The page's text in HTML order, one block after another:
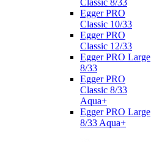
Classic 8/33
Egger PRO
Classic 10/33
Egger PRO
Classic 12/33
Egger PRO Large
8/33
Egger PRO
Classic 8/33
Aqua+
Egger PRO Large
8/33 Aqua+